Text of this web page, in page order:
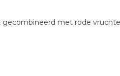
gecombineerd met rode